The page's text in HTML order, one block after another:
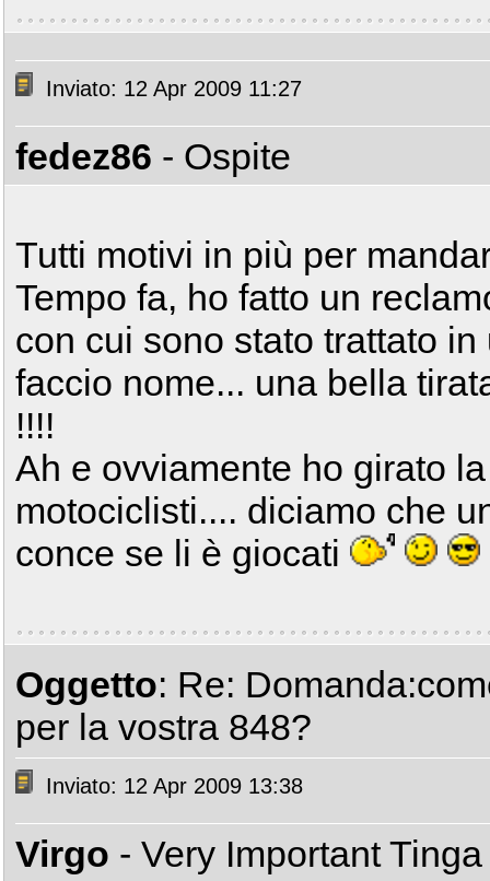
Inviato: 12 Apr 2009 11:27
fedez86 - Ospite
Tutti motivi in più per
Tempo fa, ho fatto un
con cui sono stato trattato
faccio nome... una bella
!!!!
Ah e ovviamente ho girato
motociclisti.... diciamo che
conce se li è giocati
Oggetto: Re:
per la vostra 848?
Inviato: 12 Apr 2009 13:38
Virgo - Very Important